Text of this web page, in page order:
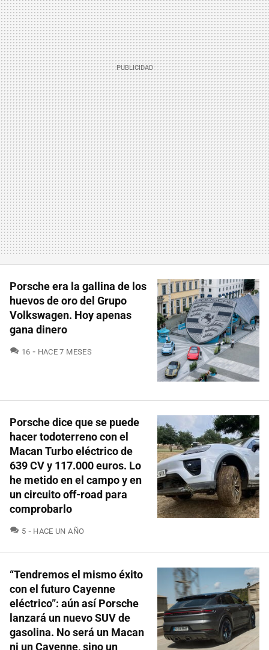
Porsche era la gallina de los
huevos de oro del Grupo
Volkswagen. Hoy apenas
gana dinero
16 COMENTARIOS
HACE 7 MESES
Porsche dice que se puede
hacer todoterreno con el
Macan Turbo eléctrico de
639 CV y 117.000 euros. Lo
he metido en el campo y en
un circuito off-road para
comprobarlo
5 COMENTARIOS
HACE UN AÑO
“Tendremos el mismo éxito
con el futuro Cayenne
eléctrico”: aún así Porsche
lanzará un nuevo SUV de
gasolina. No será un Macan
ni un Cayenne, sino un